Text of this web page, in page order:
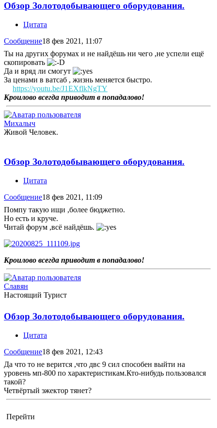
Обзор Золотодобывающего оборудования.
Цитата
Сообщение18 фев 2021, 11:07
Ты на других форумах и не найдёшь ни чего ,не успели ещё
скопировать
Да и вряд ли смогут
За ценами в ватсаб , жизнь меняется быстро.
https://youtu.be/J1EXflkNgTY
Кроилово всегда приводит в попадалово!
Михалыч
Живой Человек.
Обзор Золотодобывающего оборудования.
Цитата
Сообщение18 фев 2021, 11:09
Помпу такую ищи ,более бюджетно.
Но есть и круче.
Читай форум ,всё найдёшь.
Кроилово всегда приводит в попадалово!
Славян
Настоящий Турист
Обзор Золотодобывающего оборудования.
Цитата
Сообщение18 фев 2021, 12:43
Да что то не верится ,что двс 9 сил способен выйти на
уровень мп-800 по характеристикам.Кто-нибудь пользовался
такой?
Четвёртый эжектор тянет?
Перейти